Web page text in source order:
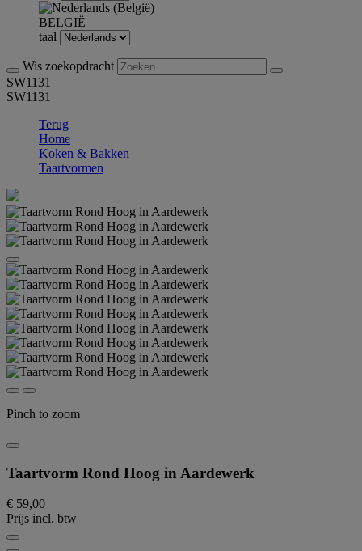
BELGIË
taal
Wis zoekopdracht
SW1131
SW1131
Terug
Home
Koken & Bakken
Taartvormen
Pinch to zoom
Taartvorm Rond Hoog in Aardewerk
€ 59,00
Prijs incl. btw